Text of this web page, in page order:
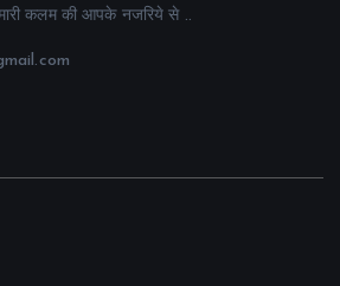
कलम की आपके नजरिये से ..